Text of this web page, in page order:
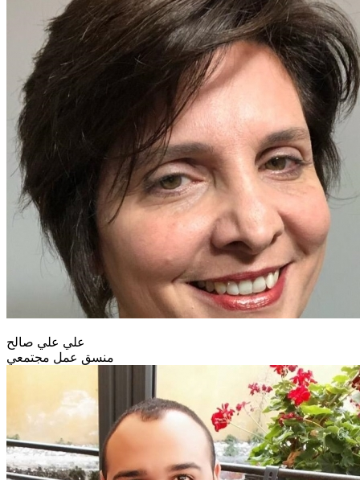
علي علي صالح
منسق عمل مجتمعي